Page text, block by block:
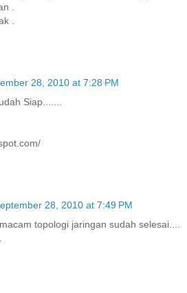
.
.
28, 2010 at 7:28 PM
Siap.......
28, 2010 at 7:49 PM
topologi jaringan sudah selesai....